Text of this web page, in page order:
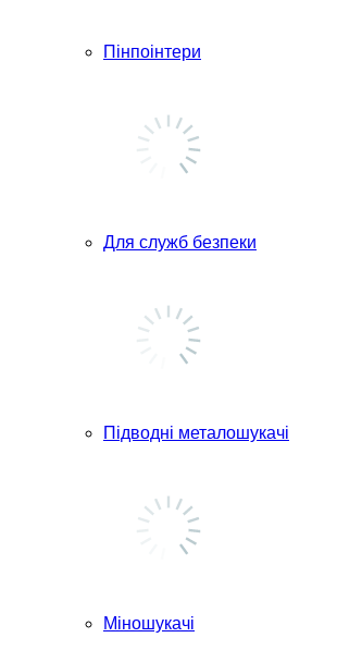
Пінпоінтери
Для служб безпеки
Підводні металошукачі
Міношукачі